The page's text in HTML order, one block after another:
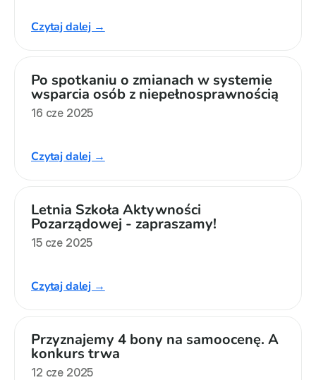
Czytaj dalej →
Po spotkaniu o zmianach w systemie
wsparcia osób z niepełnosprawnością
16 cze 2025
Czytaj dalej →
Letnia Szkoła Aktywności
Pozarządowej - zapraszamy!
15 cze 2025
Czytaj dalej →
Przyznajemy 4 bony na samoocenę. A
konkurs trwa
12 cze 2025